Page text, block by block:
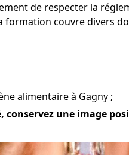
de respecter la
formation couvre divers
alimentaire à Gagny ;
une image